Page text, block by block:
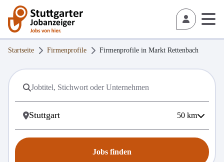
Startseite Firmenprofile Firmenprofile in Markt Rettenbach
50 km
Jobs finden